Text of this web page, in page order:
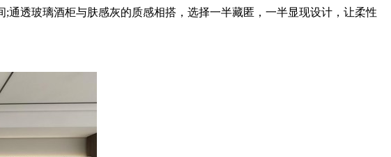
透玻璃酒柜与肤感灰的质感相搭，选择一半藏匿，一半显现设计，让柔性